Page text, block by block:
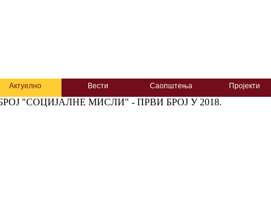
Актуелно Вести Саопштења Пројекти
"СОЦИЈАЛНЕ МИСЛИ" - ПРВИ БРОЈ У 2018.